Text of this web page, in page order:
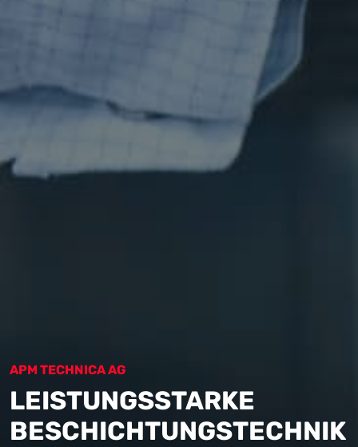
APM TECHNICA AG
LEISTUNGSSTARKE
BESCHICHTUNGSTECHNIK